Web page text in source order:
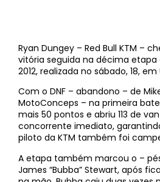
Ryan Dungey – Red Bull KTM –
vitória seguida na décima etapa
2012, realizada no sábado, 18, em
Com o DNF – abandono – de
MotoConceps – na primeira
mais 50 pontos e abriu 113 de
concorrente imediato,
piloto da KTM também foi
A etapa também marcou o –
James “Bubba” Stewart, após